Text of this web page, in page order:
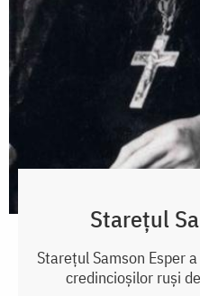
Starețul
Starețul Samson Esper
credincioșilor ruși